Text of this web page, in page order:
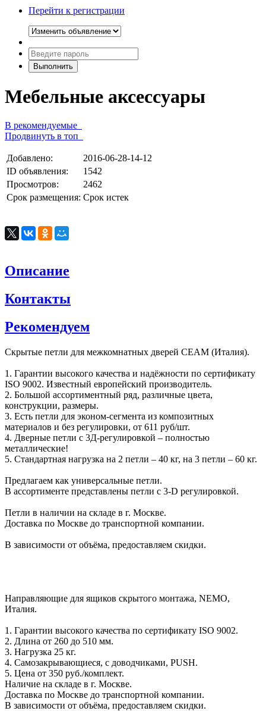
Перейти к регистрации
Мебельные аксессуары
В рекомендуемые
Продвинуть в топ
Добавлено:
2016-06-28-14-12
ID объявления:
1542
Просмотров:
2462
Срок размещения: Срок истек
Описание
Контакты
Рекомендуем
Cкрытые петли для межкомнатных дверей CEAM (Италия).
1. Гарантии высокого качества и надёжности по сертификату
ISO 9002. Известный европейский производитель.
2. Большой ассортиментный ряд, различные цвета,
конструкции, размеры.
3. Есть петли для эконом-сегмента из композитных
материалов и без регулировки, от 611 руб/шт.
4. Дверные петли с 3Д-регулировкой – полностью
металлические!
5. Стандартная нагрузка на 2 петли – 40 кг, на 3 петли – 60 кг.
Предлагаем как универсальные петли.
В ассортименте представлены петли c 3-D регулировкой.
Петли в наличии на складе в г. Москве.
Доставка по Москве до транспортной компании.
В зависимости от объёма, предоставляем скидки.
Направляющие для ящиков скрытого монтажа, NEMO,
Италия.
1. Гарантии высокого качества по сертификату ISO 9002.
2. Длина от 260 до 510 мм.
3. Нагрузка 25 кг.
4. Самозакрывающиеся, с доводчиками, PUSH.
5. Цена от 350 руб./комплект.
Наличие на складе в г. Москве.
Доставка по Москве до транспортной компании.
В зависимости от объёма, предоставляем скидки.